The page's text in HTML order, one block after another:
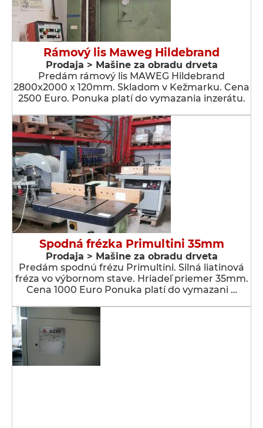
Rámový lis Maweg Hildebrand
Prodaja > Мašine za obradu drveta
Predám rámový lis MAWEG Hildebrand
2800x2000 x 120mm. Skladom v Kežmarku. Cena
2500 Euro. Ponuka platí do vymazania inzerátu.
Spodná frézka Primultini 35mm
Prodaja > Мašine za obradu drveta
Predám spodnú frézu Primultini. Silná liatinová
fréza vo výbornom stave. Hriadeľ priemer 35mm.
Cena 1000 Euro Ponuka platí do vymazani …